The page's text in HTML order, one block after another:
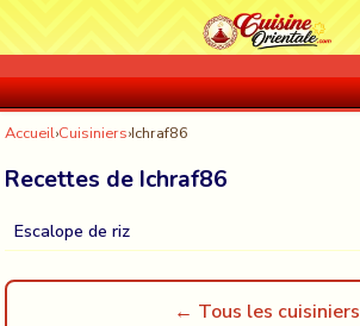
Accueil›Cuisiniers›Ichraf86
Recettes de Ichraf86
Escalope de riz
← Tous les cuisiniers